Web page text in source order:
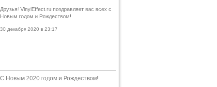
Друзья! VinylEffect.ru поздравляет вас всех с
Новым годом и Рождеством!
30 декабря 2020 в 23:17
С Новым 2020 годом и Рождеством!